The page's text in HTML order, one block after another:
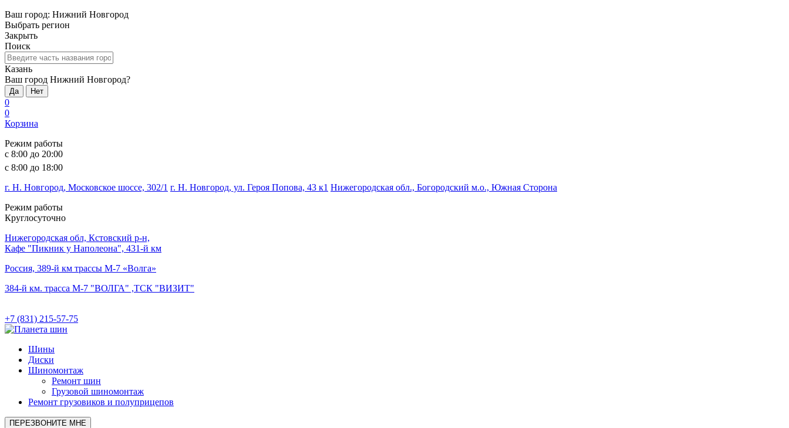
Ваш город: Нижний Новгород
Выбрать регион
Закрыть
Поиск
Казань
Ваш город Нижний Новгород?
Да Нет
0
0
Корзина
Режим работы
с 8:00 до 20:00
с 8:00 до 18:00
г. Н. Новгород, Московское шоссе, 302/1 г. Н. Новгород, ул. Героя Попова, 43 к1 Нижегородская обл., Богородский м.о., Южная Сторона
Режим работы
Круглосуточно
Нижегородская обл, Кстовский р-н,
Кафе "Пикник у Наполеона", 431-й км
Россия, 389-й км трассы М-7 «Волга»
384-й км. трасса М-7 "ВОЛГА" ,ТСК "ВИЗИТ"
+7 (831) 215-57-75
Шины
Диски
Шиномонтаж
Ремонт шин
Грузовой шиномонтаж
Ремонт грузовиков и полуприцепов
ПЕРЕЗВОНИТЕ МНЕ